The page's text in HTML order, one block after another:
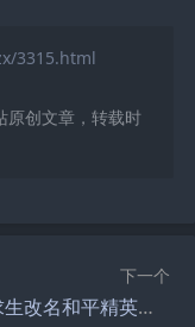
3315.html
原创文章，转载时
下一个
绝地求生改名和平精英：全新游戏体验-绝地求生更名为和平精英后的变化与亮点